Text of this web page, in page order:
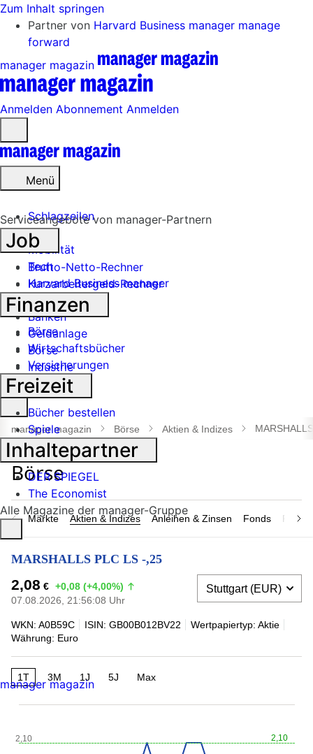
Zum Inhalt springen
Partner von Harvard Business manager manage
forward
manager magazin
Anmelden Abonnement Anmelden
öffnen
Menü
Schlagzeilen
Mobilität
Tech
Harvard Business manager
Handel
Banken
Geldanlage
Börse
Industrie
Suche
öffnen
manager magazin Börse Aktien & Indizes
Märkte Aktien & Indizes Anleihen & Zinsen Fonds
MARSHALLS PLC LS -,25
2,08 € +0,08 (+4,00%)
07.08.2026, 21:56:08 Uhr
WKN: A0B59C ISIN: GB00B012BV22
Wertpapiertyp: Aktie
Währung: Euro
1T 3M 1J 5J Max
2,10
2,10
Serviceangebote von manager-Partnern
Job
Brutto-Netto-Rechner
Kurzarbeitergeld-Rechner
Finanzen
Börse
Wirtschaftsbücher
Versicherungen
Freizeit
Bücher bestellen
Spiele
Inhaltepartner
DER SPIEGEL
The Economist
Alle Magazine der manager-Gruppe
manager magazin